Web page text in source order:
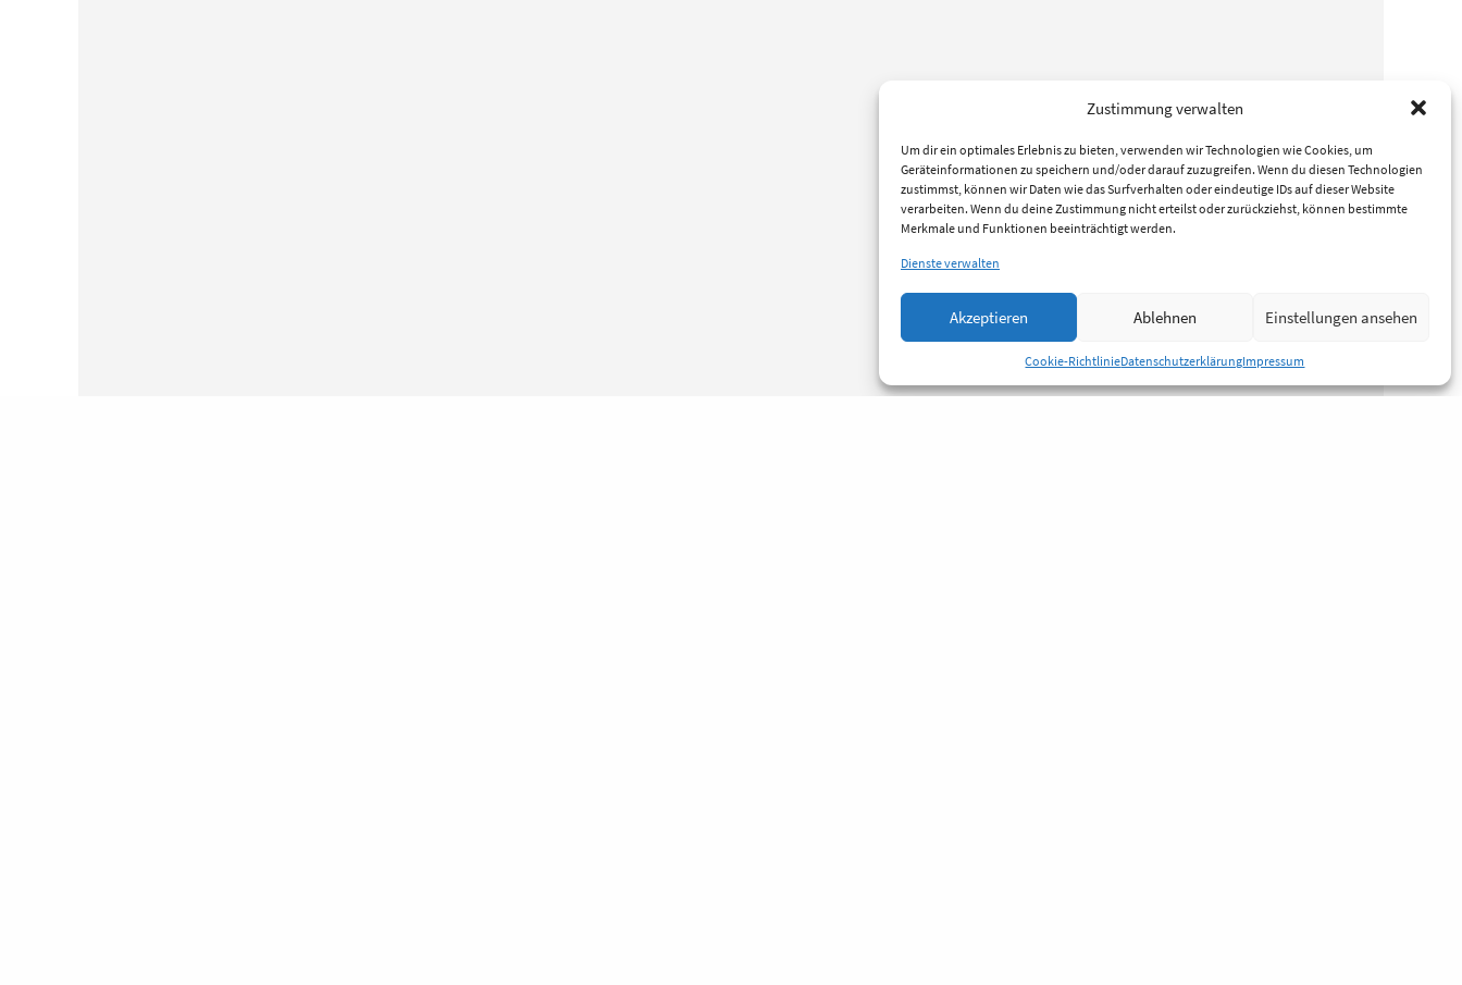
Zustimmung verwalten
Um dir ein optimales Erlebnis zu bieten, verwenden wir Technologien wie Cookies, um
Geräteinformationen zu speichern und/oder darauf zuzugreifen. Wenn du diesen Technologien
zustimmst, können wir Daten wie das Surfverhalten oder eindeutige IDs auf dieser Website
verarbeiten. Wenn du deine Zustimmung nicht erteilst oder zurückziehst, können bestimmte
Merkmale und Funktionen beeinträchtigt werden.
Dienste verwalten
Akzeptieren Ablehnen Einstellungen ansehen
Cookie-RichtlinieDatenschutzerklärungImpressum